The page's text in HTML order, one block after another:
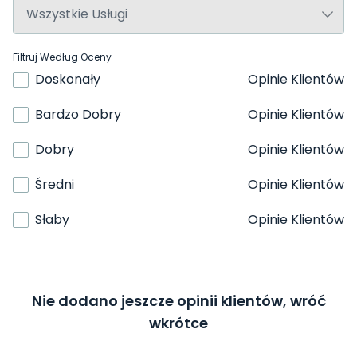
Filtruj Według Oceny
Doskonały
Opinie Klientów
Bardzo Dobry
Opinie Klientów
Dobry
Opinie Klientów
Średni
Opinie Klientów
Słaby
Opinie Klientów
Nie dodano jeszcze opinii klientów, wróć
wkrótce